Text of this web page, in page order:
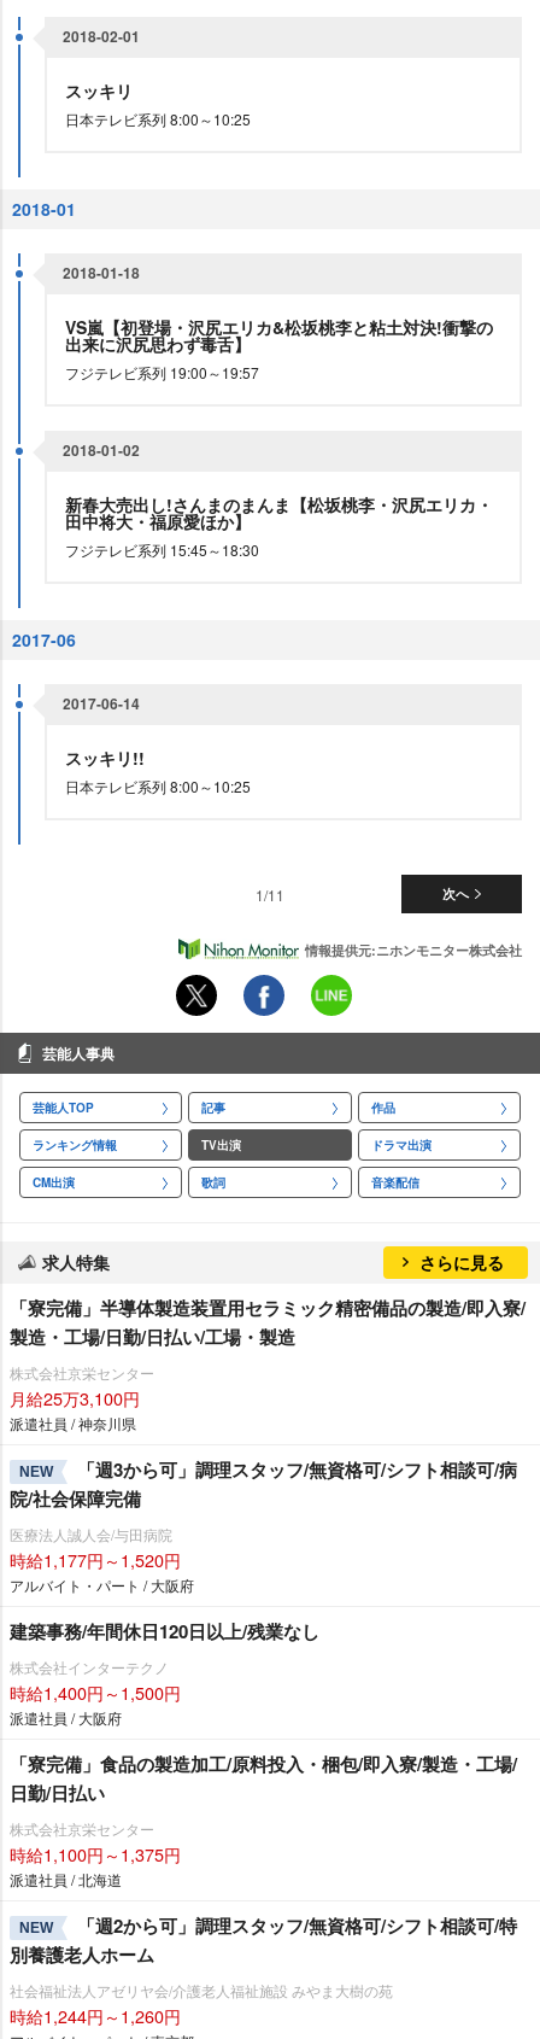
2018-02-01
スッキリ
日本テレビ系列 8:00～10:25
2018-01
2018-01-18
VS嵐【初登場・沢尻エリカ&松坂桃李と粘土対決!衝撃の
出来に沢尻思わず毒舌】
フジテレビ系列 19:00～19:57
2018-01-02
新春大売出し!さんまのまんま【松坂桃李・沢尻エリカ・
田中将大・福原愛ほか】
フジテレビ系列 15:45～18:30
2017-06
2017-06-14
スッキリ!!
日本テレビ系列 8:00～10:25
次へ
1/11
情報提供元:ニホンモニター株式会社
芸能人事典
芸能人TOP 記事 作品
ランキング情報 TV出演 ドラマ出演
CM出演 歌詞 音楽配信
求人特集 さらに見る
「寮完備」半導体製造装置用セラミック精密備品の製造/即入寮/
製造・工場/日勤/日払い/工場・製造
株式会社京栄センター
月給25万3,100円
派遣社員 / 神奈川県
NEW
「週3から可」調理スタッフ/無資格可/シフト相談可/病
院/社会保障完備
医療法人誠人会/与田病院
時給1,177円～1,520円
アルバイト・パート / 大阪府
建築事務/年間休日120日以上/残業なし
株式会社インターテクノ
時給1,400円～1,500円
派遣社員 / 大阪府
「寮完備」食品の製造加工/原料投入・梱包/即入寮/製造・工場/
日勤/日払い
株式会社京栄センター
時給1,100円～1,375円
派遣社員 / 北海道
NEW
「週2から可」調理スタッフ/無資格可/シフト相談可/特
別養護老人ホーム
社会福祉法人アゼリヤ会/介護老人福祉施設 みやま大樹の苑
時給1,244円～1,260円